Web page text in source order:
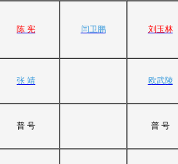
陈 宪 闫卫鹏 刘玉林
张 靖 欧武陵
普 号 普 号